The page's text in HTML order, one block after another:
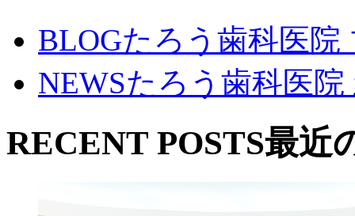
BLOGたろう歯科医院
NEWSたろう歯科医院
RECENT POSTS最近